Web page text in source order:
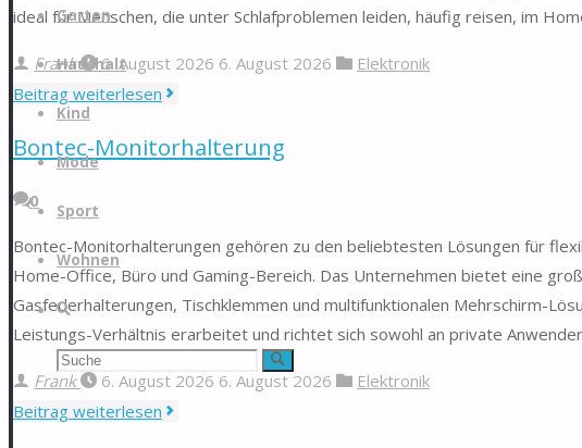
Garten
Haushalt
Kind
Mode
Sport
Wohnen
Suche
Suchen
nach:
Suche
ideal für Menschen, die unter Schlafproblemen leiden, häufig reisen, im
Frank 6. August 2026 6. August 2026
Elektronik
Beitrag weiterlesen "Bluetooth-
Bontec-Monitorhalterung
0
Bontec-Monitorhalterungen gehören zu den beliebtesten Lösungen für
Home-Office, Büro und Gaming-Bereich. Das Unternehmen bietet eine
Gasfederhalterungen, Tischklemmen und multifunktionalen Mehrschirm-
Leistungs-Verhältnis erarbeitet und richtet sich sowohl an private
Frank 6. August 2026 6. August 2026
Elektronik
Beitrag weiterlesen "Bontec-